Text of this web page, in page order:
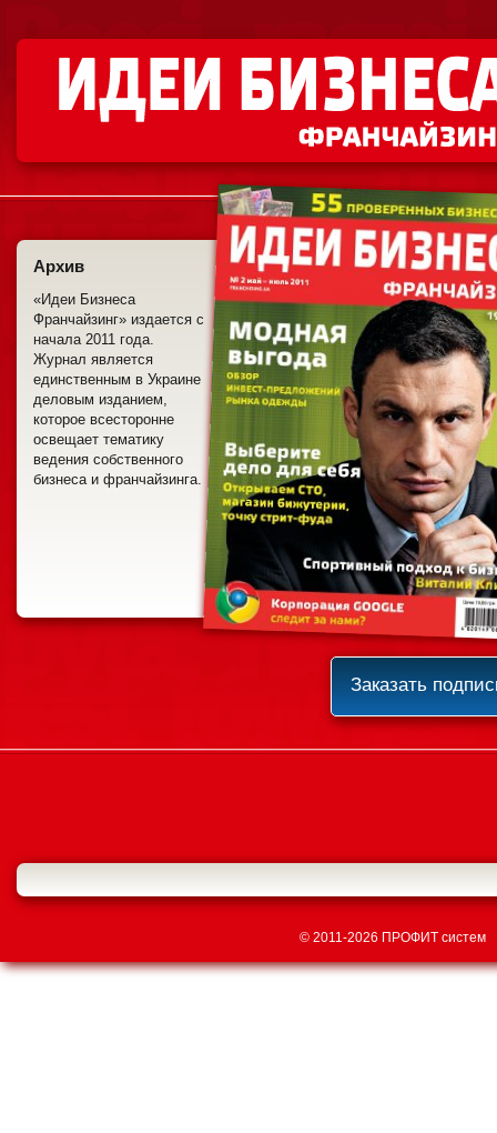
Архив
«Идеи Бизнеса
Франчайзинг» издается с
начала 2011 года.
Журнал является
единственным в Украине
деловым изданием,
которое всесторонне
освещает тематику
ведения собственного
бизнеса и франчайзинга.
Заказать
© 2011-2026 ПРОФИТ систем